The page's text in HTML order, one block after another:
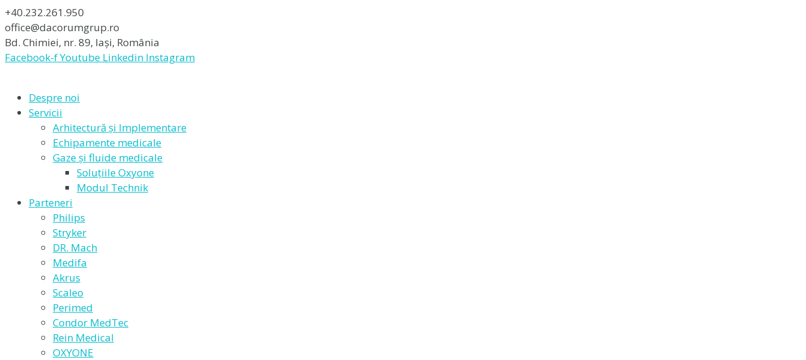
+40.232.261.950
office@dacorumgrup.ro
Bd. Chimiei, nr. 89, Iași, România
Facebook-fYoutube Linkedin Instagram
Despre noi
Servicii
Arhitectură și Implementare
Echipamente medicale
Gaze și fluide medicale
Soluțiile Oxyone
Modul Technik
Parteneri
Philips
Stryker
DR. Mach
Medifa
Akrus
Scaleo
Perimed
Condor MedTec
Rein Medical
OXYONE